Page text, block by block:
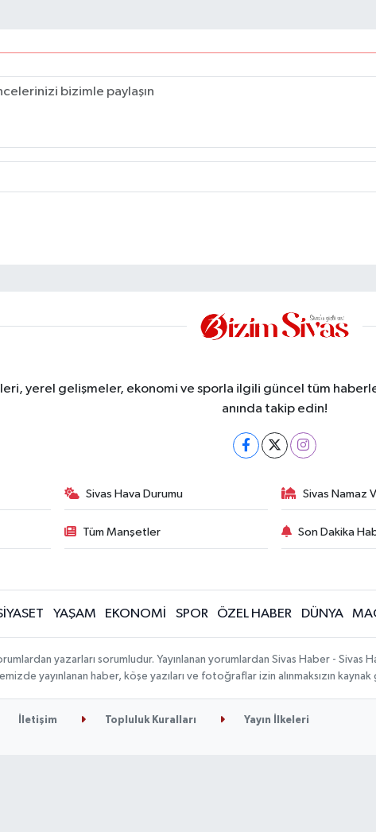
yerel gelişmeler, ekonomi ve sporla ilgili güncel tüm
anında takip edin!
Sivas Hava Durumu Sivas Namaz
Tüm Manşetler Son Dakika
YAŞAM EKONOMİ SPOR ÖZEL HABER DÜNYA
yazarları sorumludur. Yayınlanan yorumlardan Sivas Haber -
yayınlanan haber, köşe yazıları ve fotoğraflar izin alınmaksızın
İletişim Topluluk Kuralları Yayın İlkeleri